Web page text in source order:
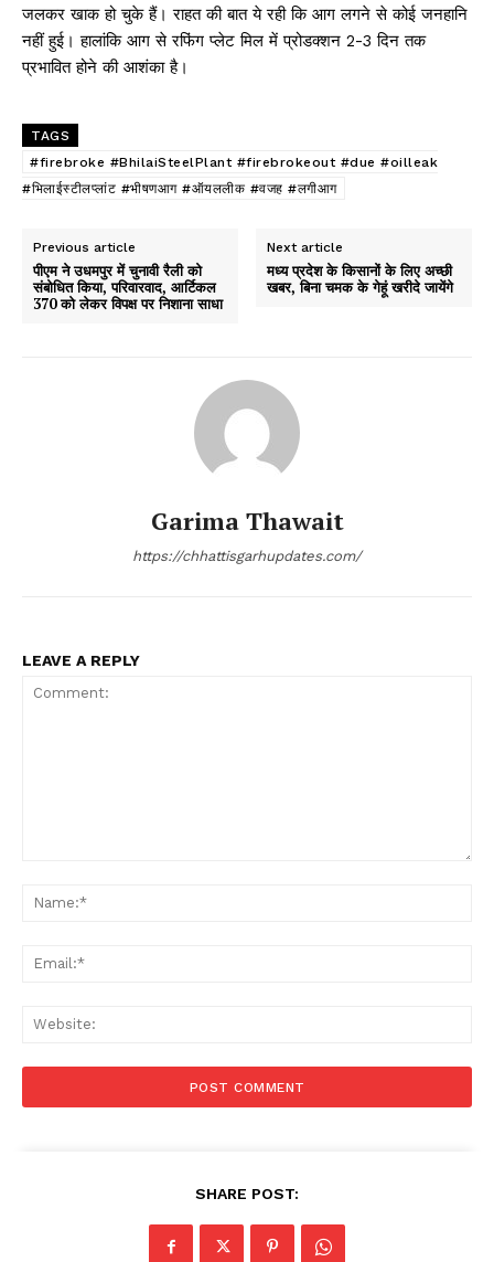
जलकर खाक हो चुके हैं। राहत की बात ये रही कि आग लगने से कोई जनहानि
नहीं हुई। हालांकि आग से रफिंग प्लेट मिल में प्रोडक्शन 2-3 दिन तक
प्रभावित होने की आशंका है।
TAGS
#firebroke #BhilaiSteelPlant #firebrokeout #due #oilleak
#भिलाईस्टीलप्लांट #भीषणआग #ऑयललीक #वजह #लगीआग
Previous article
पीएम ने उधमपुर में चुनावी रैली को
संबोधित किया, परिवारवाद, आर्टिकल
370 को लेकर विपक्ष पर निशाना साधा
Next article
मध्य प्रदेश के किसानों के लिए अच्छी
खबर, बिना चमक के गेहूं खरीदे जायेंगे
Garima Thawait
https://chhattisgarhupdates.com/
LEAVE A REPLY
SHARE POST: